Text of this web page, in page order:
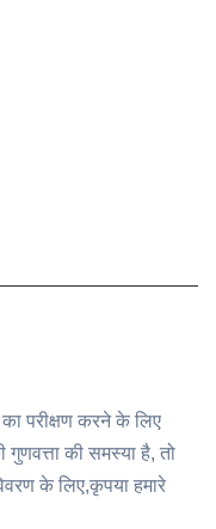
परीक्षण करने के लिए
की समस्या है, तो
के लिए,कृपया हमारे